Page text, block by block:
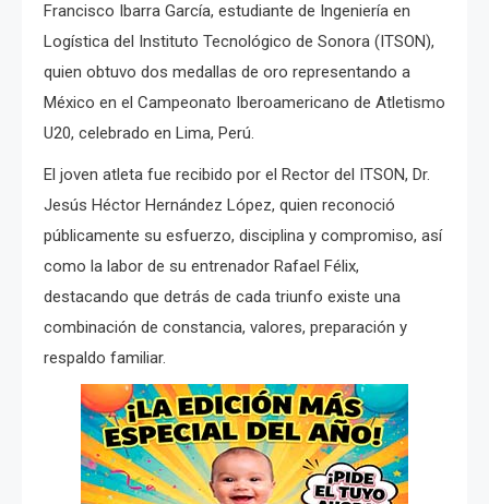
Francisco Ibarra García, estudiante de Ingeniería en
Logística del Instituto Tecnológico de Sonora (ITSON),
quien obtuvo dos medallas de oro representando a
México en el Campeonato Iberoamericano de Atletismo
U20, celebrado en Lima, Perú.
El joven atleta fue recibido por el Rector del ITSON, Dr.
Jesús Héctor Hernández López, quien reconoció
públicamente su esfuerzo, disciplina y compromiso, así
como la labor de su entrenador Rafael Félix,
destacando que detrás de cada triunfo existe una
combinación de constancia, valores, preparación y
respaldo familiar.